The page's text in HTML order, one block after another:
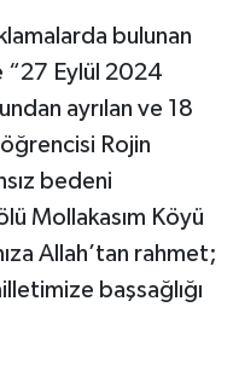
bulunan
“27 Eylül 2024
ayrılan ve 18
Rojin
bedeni
Mollakasım Köyü
Allah’tan rahmet;
başsağlığı